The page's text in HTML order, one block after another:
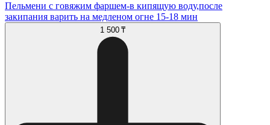
Пельмени с говяжим фаршем-в кипящую воду,после
закипания варить на медленом огне 15-18 мин
1 500 ₸